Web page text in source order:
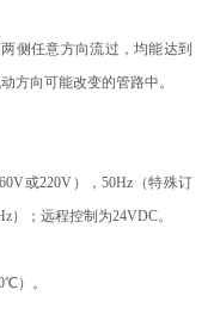
侧任意方向流过，均能达到
方向可能改变的管路中。
或220V），50Hz（特殊订
）；远程控制为24VDC。
）。